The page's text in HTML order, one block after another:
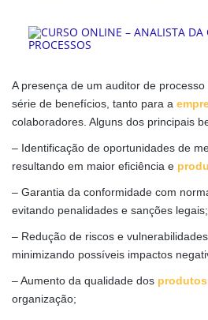
A presença de um auditor de
série de benefícios, tanto para a
colaboradores. Alguns dos principais
– Identificação de oportunidades de
resultando em maior eficiência e
– Garantia da conformidade com
evitando penalidades e sanções legais;
– Redução de riscos e
minimizando possíveis impactos
– Aumento da qualidade dos produtos
organização;